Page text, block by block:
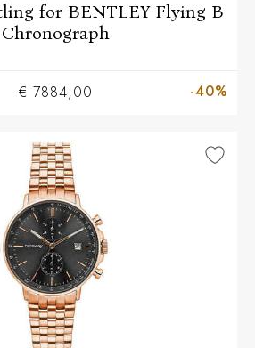
for BENTLEY Flying B
Chronograph
€ 7884,00 -40%